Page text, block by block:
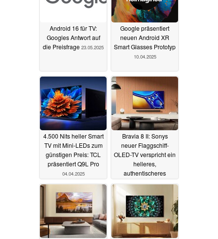
Android 16 für TV:
Googles Antwort auf
die Preisfrage 23.05.2025
Google präsentiert
neuen Android XR
Smart Glasses Prototyp
10.04.2025
4.500 Nits heller Smart
TV mit Mini-LEDs zum
günstigen Preis: TCL
präsentiert Q9L Pro
04.04.2025
Bravia 8 II: Sonys
neuer Flaggschiff-
OLED-TV verspricht ein
helleres,
authentischeres
Kinoerlebnis02.04.2025